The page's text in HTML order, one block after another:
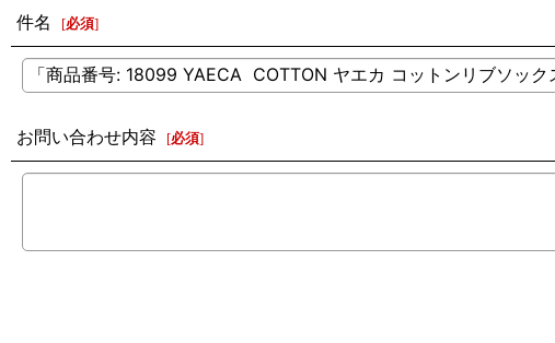
件名 [必須]
お問い合わせ内容 [必須]